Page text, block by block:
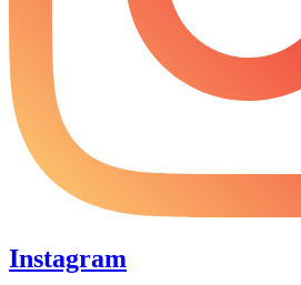
Instagram